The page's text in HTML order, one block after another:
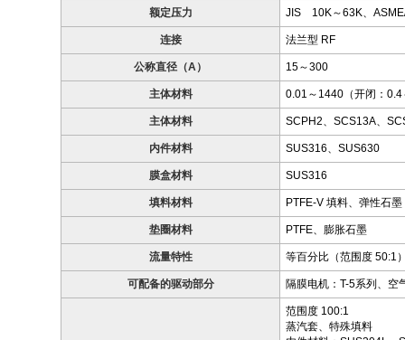
额定压力 JIS 10K～63K、
连接 法兰型 RF
公称直径（A） 15～300
主体材料 0.01～1440（开闭：
主体材料 SCPH2、SCS13A、
内件材料 SUS316、SUS630
膜盒材料 SUS316
填料材料 PTFE-V 填料、弹性石墨
垫圈材料 PTFE、膨胀石墨
流量特性 等百分比（范围度 50:1
可配备的驱动部分 隔膜电机：T-5系列、空
范围度 100:1
蒸汽套、特殊填料